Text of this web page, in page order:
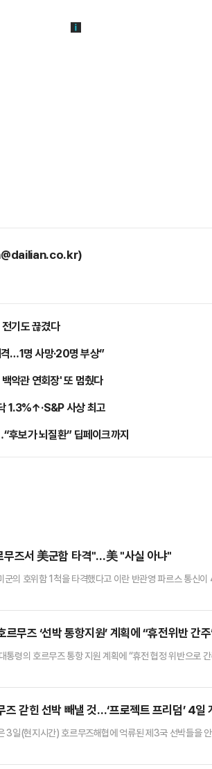
기도 끊겼다
…1명 사망·20명 부상”
악관 연회장' 또 멈췄다
1.3%↑·S&P 사상 최고
후보가 뇌질환” 딥페이크까지
무즈서 美군함 타격"…美 "사실 아냐"
군의 호위함 1척을 타격했다고 이란 반관영 파르스 통신
도시다.파르스는 “미 군함이 이란 해군의 경고를 무시하
무즈 ‘선박 통항지원’ 계획에 “휴전위반 간
통령의 호르무즈 통항 지원 계획에 “휴전 협정 위반으로
3일(현지시간) 소셜미디어(SNS) 엑스(X·옛 트위터)를
갇힌 선박 빼낼 것…‘프로젝트 프리덤’ 4일
3일(현지시간) 호르무즈해협에 억류된 제3국 선박들을
따르면 트럼프 대통령은 이날 자신 소유의 소셜미디어